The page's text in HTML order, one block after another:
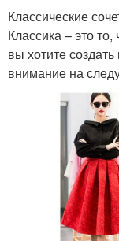
Классические
Классика – это
вы хотите
внимание на